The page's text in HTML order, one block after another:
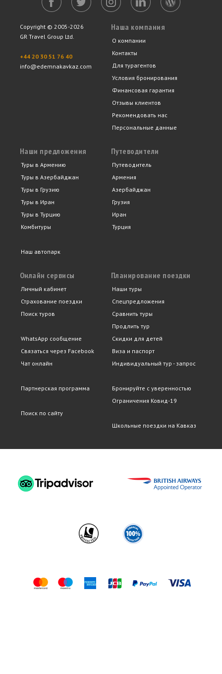
Copyright © 2005-2026
GR Travel Group Ltd.
+44 20 30 51 76 40
info@edemnakavkaz.com
Наша компания
О компании
Контакты
Для турагентов
Условия бронирования
Финансовая гарантия
Отзывы клиентов
Рекомендовать нас
Персональные данные
Наши предложения
Туры в Армению
Туры в Азербайджан
Туры в Грузию
Туры в Иран
Туры в Турцию
Комбитуры
Наш автопарк
Путеводители
Путеводитель
Армения
Азербайджан
Грузия
Иран
Турция
Онлайн сервисы
Личный кабинет
Страхование поездки
Поиск туров
WhatsApp сообщение
Связаться через Facebook
Чат онлайн
Партнерская программа
Поиск по сайту
Планирование поездки
Наши туры
Спецпредложения
Сравнить туры
Продлить тур
Скидки для детей
Виза и паспорт
Индивидуальный тур - запрос
Бронируйте с уверенностью
Ограничения Ковид-19
Школьные поездки на Кавказ